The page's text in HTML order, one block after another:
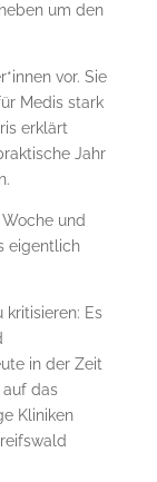
um den
vor. Sie
Medis stark
erklärt
Jahr
und
eigentlich
kritisieren: Es
in der Zeit
auf das
Kliniken